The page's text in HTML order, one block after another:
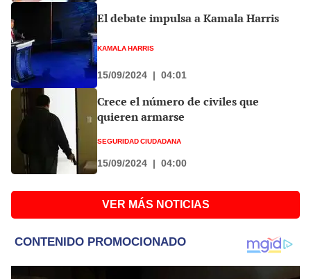
El debate impulsa a Kamala Harris
KAMALA HARRIS
15/09/2024 | 04:01
Crece el número de civiles que
quieren armarse
SEGURIDAD CIUDADANA
15/09/2024 | 04:00
VER MÁS NOTICIAS